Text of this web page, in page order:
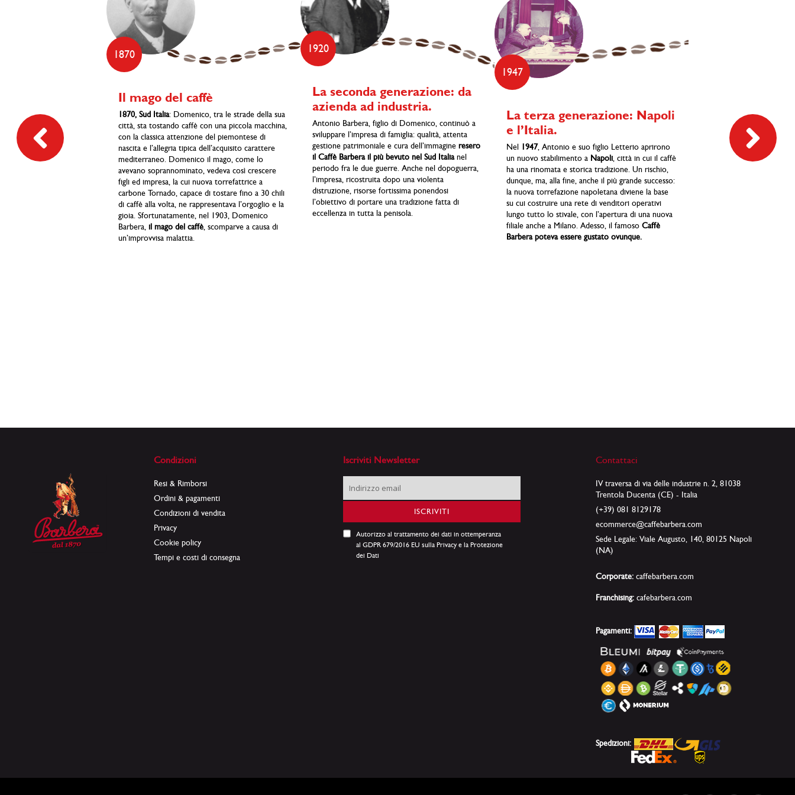
1870
Il mago del caffè
1870, Sud Italia: Domenico, tra le strade della sua
città, sta tostando caffè con una piccola macchina,
con la classica attenzione del piemontese di
nascita e l’allegria tipica dell’acquisito carattere
mediterraneo. Domenico il mago, come lo
avevano soprannominato, vedeva così crescere
figli ed impresa, la cui nuova torrefattrice a
carbone Tornado, capace di tostare fino a 30 chili
di caffè alla volta, ne rappresentava l’orgoglio e la
gioia. Sfortunatamente, nel 1903, Domenico
Barbera, il mago del caffè, scomparve a causa di
un’improvvisa malattia.
1920
La seconda generazione: da
azienda ad industria.
Antonio Barbera, figlio di Domenico, continuò a
sviluppare l’impresa di famiglia: qualità, attenta
gestione patrimoniale e cura dell’immagine resero
il Caffè Barbera il più bevuto nel Sud Italianel
periodo fra le due guerre. Anche nel dopoguerra,
l’impresa, ricostruita dopo una violenta
distruzione, risorse fortissima ponendosi
l’obiettivo di portare una tradizione fatta di
eccellenza in tutta la penisola.
1947
La terza generazione: Napoli
e l’Italia.
Nel 1947, Antonio e suo figlio Letterio aprirono
un nuovo stabilimento a Napoli, città in cui il caffè
ha una rinomata e storica tradizione. Un rischio,
dunque, ma, alla fine, anche il più grande successo:
la nuova torrefazione napoletana diviene la base
su cui costruire una rete di venditori operativi
lungo tutto lo stivale, con l’apertura di una nuova
filiale anche a Milano. Adesso, il famoso Caffè
Barbera poteva essere gustato ovunque.
ricerca e
Già con Antonio, durante
passati da una produzione
industriale; l’arrivo di
dagli Stati Uniti con un
Condizioni
Resi & Rimborsi
Ordini & pagamenti
Condizioni di vendita
Privacy
Cookie policy
Tempi e costi di consegna
Iscriviti Newsletter
Iscriviti
alla
ISCRIVITI
Autorizzo al trattamento dei dati in ottemperanza
al GDPR 679/2016 EU sulla Privacy e la Protezione
dei Dati
Contattaci
IV traversa di via delle industrie n. 2, 81038
Trentola Ducenta (CE) - Italia
(+39) 081 8129178
ecommerce@caffebarbera.com
Sede Legale: Viale Augusto, 140, 80125 Napoli
(NA)
Corporate: caffebarbera.com
Franchising: cafebarbera.com
Pagamenti:
Spedizioni: